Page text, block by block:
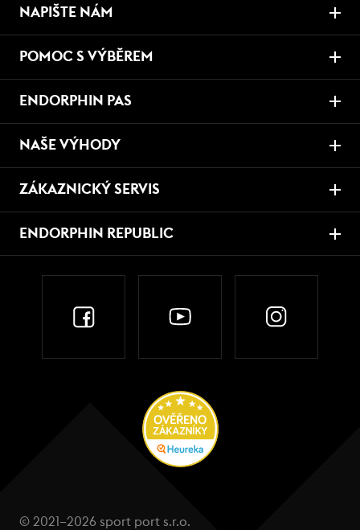
NAPIŠTE NÁM
POMOC S VÝBĚREM
ENDORPHIN PAS
NAŠE VÝHODY
ZÁKAZNICKÝ SERVIS
ENDORPHIN REPUBLIC
© 2021–2026 sport port s.r.o.